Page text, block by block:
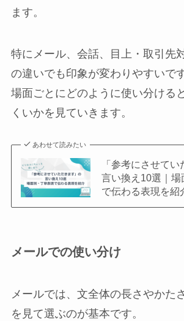
ます。
特にメール、会話、目上・取引先
の違いでも印象が変わりやすいで
場面ごとにどのように使い分ける
くいかを見ていきます。
あわせて読みたい
「参考にさせて
言い換え10選｜場
で伝わる表現を紹
メールでの使い分け
メールでは、文全体の長さやかた
を見て選ぶのが基本です。